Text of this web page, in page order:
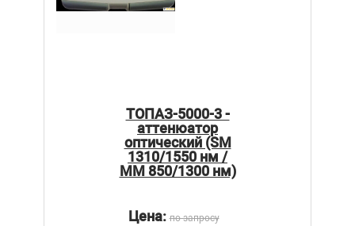
ТОПАЗ-5000-3 -
аттенюатор
оптический (SM
1310/1550 нм /
MM 850/1300 нм)
Цена:по запросу